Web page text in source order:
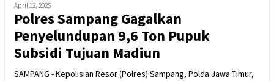
April 12, 2025
Polres Sampang Gagalkan
Penyelundupan 9,6 Ton Pupuk
Subsidi Tujuan Madiun
SAMPANG - Kepolisian Resor (Polres) Sampang, Polda Jawa Timur,